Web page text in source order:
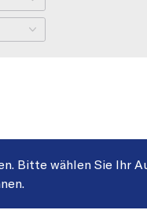
Bitte wählen Sie Ihr